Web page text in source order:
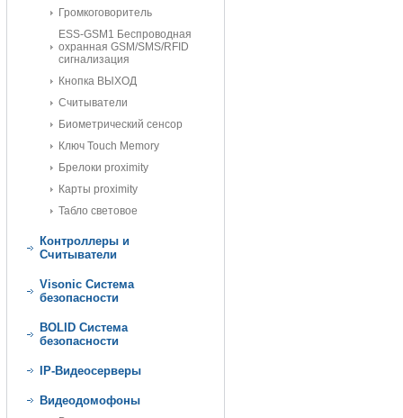
Громкоговоритель
ESS-GSM1 Беспроводная
охранная GSM/SMS/RFID
сигнализация
Кнопка ВЫХОД
Считыватели
Биометрический сенсор
Ключ Touch Memory
Брелоки proximity
Карты proximity
Табло световое
Контроллеры и
Считыватели
Visonic Cистема
безопасности
BOLID Cистема
безопасности
IP-Видеосерверы
Видеодомофоны